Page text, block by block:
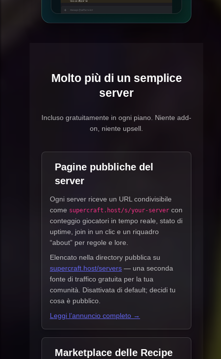
Molto più di un semplice
server
Incluso gratuitamente in ogni piano. Niente add-
on, niente upsell.
Pagine pubbliche del
server
Ogni server riceve un URL condivisibile
come supercraft.host/s/your-server con
conteggio giocatori in tempo reale, stato di
uptime, join in un clic e un riquadro
“about” per regole e lore.
Elencato nella directory pubblica su
supercraft.host/servers — una seconda
fonte di traffico gratuita per la tua
comunità. Disattivata di default; decidi tu
cosa è pubblico.
Leggi l’annuncio completo →
Marketplace delle Recipe